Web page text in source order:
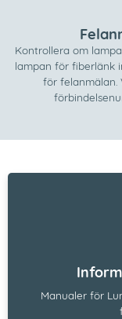
Kontrollera om
lampan för fiberlänk
för felanmälan.
Manualer för